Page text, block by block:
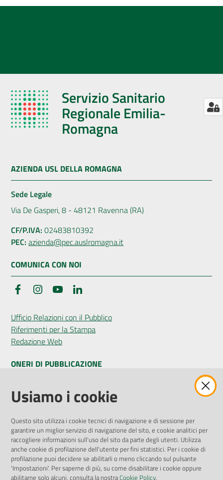
Servizio Sanitario
Regionale Emilia-
Romagna
AZIENDA USL DELLA ROMAGNA
Sede Legale
Via De Gasperi, 8 - 48121 Ravenna (RA)
CF/P.IVA: 02483810392
PEC: azienda@pec.auslromagna.it
COMUNICA CON NOI
FacebookInstagramYouTube
Ufficio Relazioni con il Pubblico
Riferimenti per la Stampa
Redazione Web
ONERI DI PUBBLICAZIONE
Amministrazione Trasparente
Pubblicità legale
Privacy Policy
Attuazione Misure PNRR
Liste di Attesa
ENTI, IMPRESE E PARTNER
Usiamo i cookie
Questo sito utilizza i cookie tecnici di navigazione e di sessione per
garantire un miglior servizio di navigazione del sito, e cookie analitici per
raccogliere informazioni sull'uso del sito da parte degli utenti. Utilizza
anche cookie di profilazione dell'utente per fini statistici. Per i cookie di
profilazione puoi decidere se abilitarli o meno cliccando sul pulsante
'Impostazioni'. Per saperne di più, su come disabilitare i cookie oppure
abilitarne solo alcuni, consulta la nostraCookie Policy.